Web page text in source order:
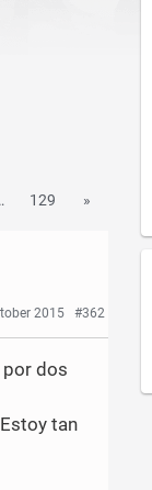
129 »
2015 #362
por dos
tan